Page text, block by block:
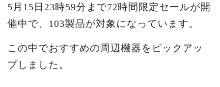
5月15日23時59分まで72時間限定セールが開
催中で、103製品が対象になっています。
この中でおすすめの周辺機器をピックアッ
プしました。